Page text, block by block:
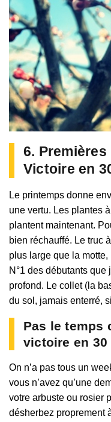
6.
Victoire en
Le printemps donne
une vertu. Les plantes
plantent maintenant.
bien réchauffé. Le truc
plus large que la motte,
N°1 des débutants que
profond. Le collet (la
du sol, jamais enterré,
Pas le temps
victoire en 30
On n’a pas tous un
vous n’avez qu’une
votre arbuste ou rosier
désherbez proprement